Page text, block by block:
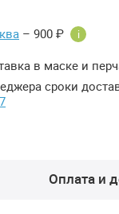
– 900 ₽ i
в маске и
сроки
Оплата и